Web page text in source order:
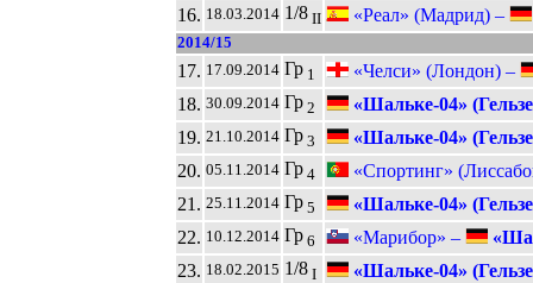
16. 18.03.2014 1/8 II «Реал» (Мадрид) –
2014/15
17. 17.09.2014 Гр 1
«Челси» (Лондон) –
18. 30.09.2014 Гр 2
«Шальке-04»
19. 21.10.2014 Гр 3
«Шальке-04»
20. 05.11.2014 Гр 4
«Спортинг»
21. 25.11.2014 Гр 5
«Шальке-04»
22. 10.12.2014 Гр 6 «Марибор» –
23. 18.02.2015 1/8 I
«Шальке-04»